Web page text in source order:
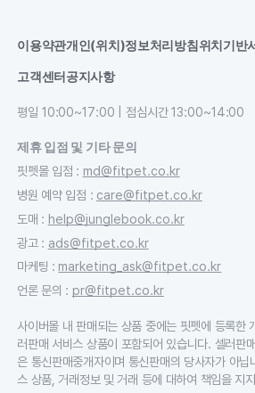
이용약관개인(위치)정보처리방침위치기반
고객센터공지사항
평일 10:00~17:00 | 점심시간 13:00~14:00
제휴 입점 및 기타 문의
핏펫몰 입점 : md@fitpet.co.kr
병원 예약 입점 : care@fitpet.co.kr
도매 : help@junglebook.co.kr
광고: ads@fitpet.co.kr
마케팅 : marketing_ask@fitpet.co.kr
언론 문의 : pr@fitpet.co.kr
사이버몰 내 판매되는 상품 중에는 핏펫에 등록한
러판매 서비스 상품이 포함되어 있습니다. 셀러판
은 통신판매중개자이며 통신판매의 당사자가 아닙
스 상품, 거래정보 및 거래 등에 대하여 책임을 지